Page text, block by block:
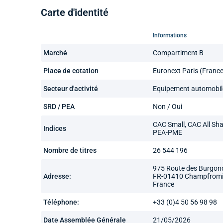
Carte d'identité
Informations
Marché Compartiment B
Place de cotation Euronext Paris
Secteur d'activité Equipement
SRD / PEA Non / Oui
Indices
CAC Small, CAC All
PEA-PME
Nombre de titres 26 544 196
Adresse:
975 Route des
FR-01410
France
Téléphone: +33 (0)4 50 56 98 98
Date Assemblée Générale 21/05/2026